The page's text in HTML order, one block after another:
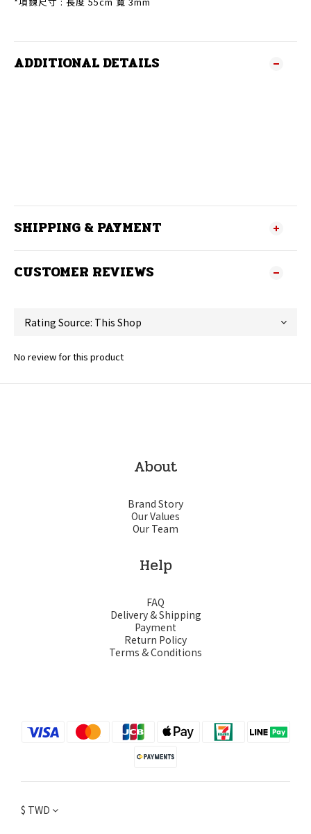
ADDITIONAL DETAILS
SHIPPING & PAYMENT
CUSTOMER REVIEWS
No review for this product
About
Brand Story
Our Values
Our Team
Help
FAQ
Delivery & Shipping
Payment
Return Policy
Terms & Conditions
$ TWD